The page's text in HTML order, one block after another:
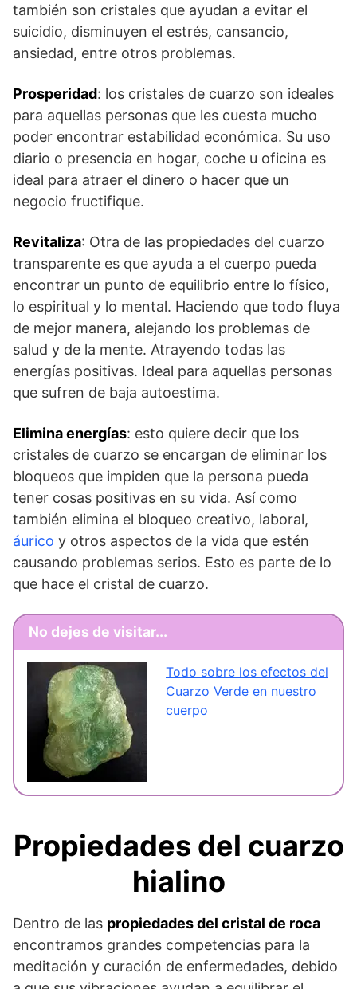
también son cristales que ayudan a evitar el
suicidio, disminuyen el estrés, cansancio,
ansiedad, entre otros problemas.
Prosperidad: los cristales de cuarzo son ideales
para aquellas personas que les cuesta mucho
poder encontrar estabilidad económica. Su uso
diario o presencia en hogar, coche u oficina es
ideal para atraer el dinero o hacer que un
negocio fructifique.
Revitaliza: Otra de las propiedades del cuarzo
transparente es que ayuda a el cuerpo pueda
encontrar un punto de equilibrio entre lo físico,
lo espiritual y lo mental. Haciendo que todo fluya
de mejor manera, alejando los problemas de
salud y de la mente. Atrayendo todas las
energías positivas. Ideal para aquellas personas
que sufren de baja autoestima.
Elimina energías: esto quiere decir que los
cristales de cuarzo se encargan de eliminar los
bloqueos que impiden que la persona pueda
tener cosas positivas en su vida. Así como
también elimina el bloqueo creativo, laboral,
áurico y otros aspectos de la vida que estén
causando problemas serios. Esto es parte de lo
que hace el cristal de cuarzo.
No dejes de visitar...
Todo sobre los efectos del
Cuarzo Verde en nuestro
cuerpo
Propiedades del cuarzo
hialino
Dentro de las propiedades del cristal de roca
encontramos grandes competencias para la
meditación y curación de enfermedades, debido